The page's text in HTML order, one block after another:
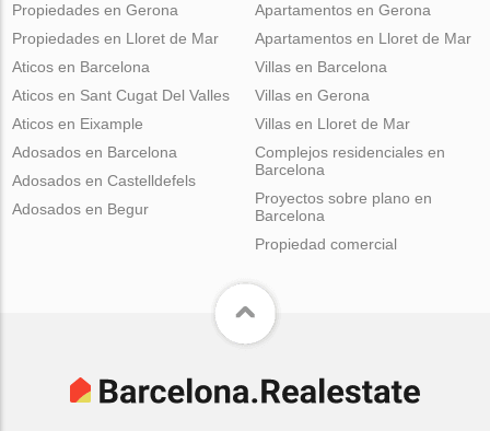
Propiedades en Gerona
Propiedades en Lloret de Mar
Apartamentos en Gerona
Apartamentos en Lloret de Mar
Aticos en Barcelona
Aticos en Sant Cugat Del Valles
Aticos en Eixample
Villas en Barcelona
Villas en Gerona
Villas en Lloret de Mar
Adosados en Barcelona
Adosados en Castelldefels
Adosados en Begur
Complejos residenciales en
Barcelona
Proyectos sobre plano en
Barcelona
Propiedad comercial